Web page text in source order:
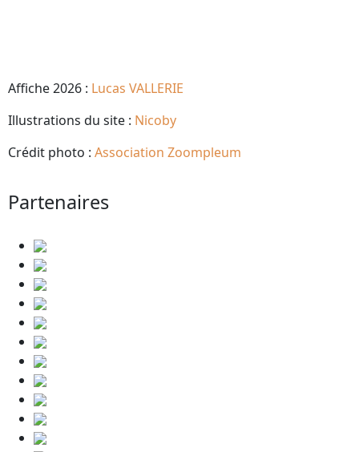
Affiche 2026 : Lucas VALLERIE
Illustrations du site : Nicoby
Crédit photo : Association Zoompleum
Partenaires